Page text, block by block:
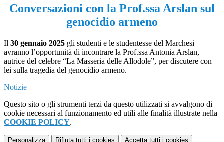
Conversazioni con la Prof.ssa Arslan sul
genocidio armeno
Il 30 gennaio 2025 gli studenti e le studentesse del Marchesi
avranno l’opportunità di incontrare la Prof.ssa Antonia Arslan,
autrice del celebre “La Masseria delle Allodole”, per discutere con
lei sulla tragedia del genocidio armeno.
Notizie
Questo sito o gli strumenti terzi da questo utilizzati si avvalgono di
cookie necessari al funzionamento ed utili alle finalità illustrate nella
COOKIE POLICY.
Personalizza Rifiuta tutti i cookies Accetta tutti i cookies